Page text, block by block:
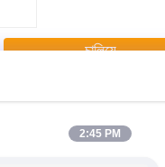
চালিয়ে
2:45 PM